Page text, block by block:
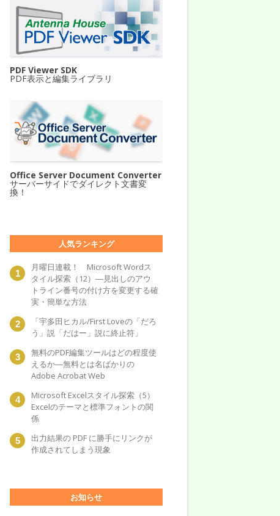
PDF Viewer SDK
PDF表示と編集ライブラリ
Office Server Document Converter
サーバーサイドでダイレクト文書変
換！
人気ランキング
月曜日連載！ Microsoft Wordス
タイル探索（12）―見出しのアウ
トライン番号の付け方を変更する確
実・簡単な方法
「宇多田ヒカル/First Loveの「だろ
う」説「だはー」説に終止符」
無料のPDF編集ツールはどの程度使
えるか―無料とは名ばかりの
Adobe Acrobat Web
Microsoft Excelスタイル探索（5）
Excelのテーマと標準フォントの関
係
出力結果の PDF に勝手にリンクが
作成されてしまう現象
お知らせ